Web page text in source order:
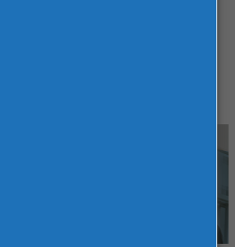
World
- Feira
- Construção e